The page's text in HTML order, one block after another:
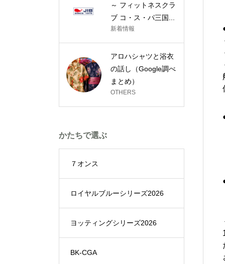
～ フィットネスクラ
ブ コ・ス・パ三国...
新着情報
アロハシャツと浴衣
の話し（Google調べ
まとめ）
OTHERS
かたちで選ぶ
７オンス
ロイヤルブルーシリーズ2026
ヨッティングシリーズ2026
BK-CGA